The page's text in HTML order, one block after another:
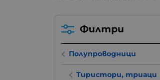
Филтри
Полупроводници
Тиристори, триаци